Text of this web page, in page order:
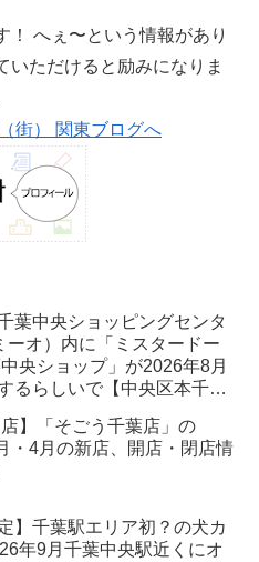
！ へぇ〜という情報があり
いただけると励みになりま
葉中央ショッピングセンタ
ーオ）内に「ミスタードー
央ショップ」が2026年8月
るらしいで【中央区本千葉
店】「そごう千葉店」の
・4月の新店、開店・閉店情
】千葉駅エリア初？の犬カ
年9月千葉中央駅近くにオ